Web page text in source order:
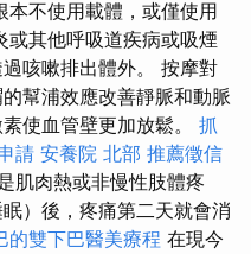
不使用載體，或僅使用
其他呼吸道疾病或吸煙
咳嗽排出體外。 按摩對
幫浦效應改善靜脈和動脈
使血管壁更加放鬆。 抓
請 安養院 北部 推薦徵信
肌肉熱或非慢性肢體疼
）後，疼痛第二天就會消
的雙下巴醫美療程 在現今